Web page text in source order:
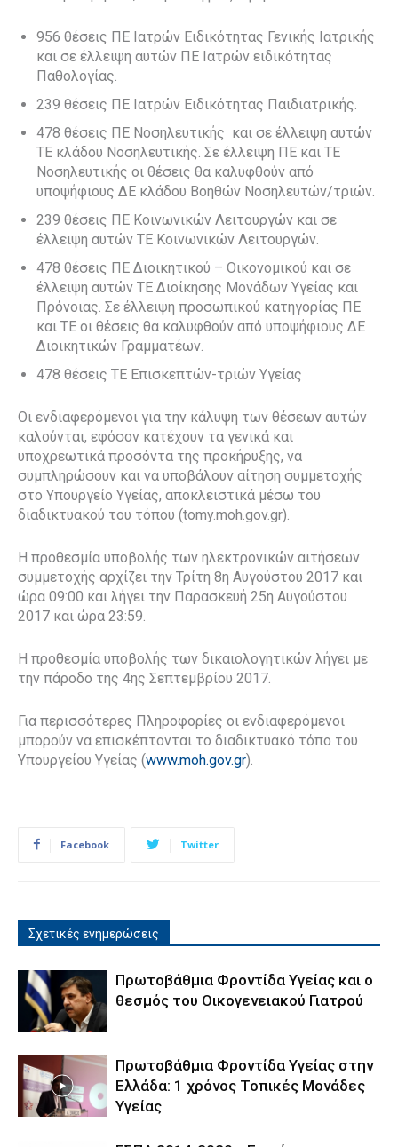
956 θέσεις ΠΕ Ιατρών Ειδικότητας Γενικής Ιατρικής
και σε έλλειψη αυτών ΠΕ Ιατρών ειδικότητας
Παθολογίας.
239 θέσεις ΠΕ Ιατρών Ειδικότητας Παιδιατρικής.
478 θέσεις ΠΕ Νοσηλευτικής και σε έλλειψη αυτών
ΤΕ κλάδου Νοσηλευτικής. Σε έλλειψη ΠΕ και ΤΕ
Νοσηλευτικής οι θέσεις θα καλυφθούν από
υποψήφιους ΔΕ κλάδου Βοηθών Νοσηλευτών/τριών.
239 θέσεις ΠΕ Κοινωνικών Λειτουργών και σε
έλλειψη αυτών ΤΕ Κοινωνικών Λειτουργών.
478 θέσεις ΠΕ Διοικητικού – Οικονομικού και σε
έλλειψη αυτών ΤΕ Διοίκησης Μονάδων Υγείας και
Πρόνοιας. Σε έλλειψη προσωπικού κατηγορίας ΠΕ
και ΤΕ οι θέσεις θα καλυφθούν από υποψήφιους ΔΕ
Διοικητικών Γραμματέων.
478 θέσεις ΤΕ Επισκεπτών-τριών Υγείας
Οι ενδιαφερόμενοι για την κάλυψη των θέσεων αυτών
καλούνται, εφόσον κατέχουν τα γενικά και
υποχρεωτικά προσόντα της προκήρυξης, να
συμπληρώσουν και να υποβάλουν αίτηση συμμετοχής
στο Υπουργείο Υγείας, αποκλειστικά μέσω του
διαδικτυακού του τόπου (tomy.moh.gov.gr).
Η προθεσμία υποβολής των ηλεκτρονικών αιτήσεων
συμμετοχής αρχίζει την Τρίτη 8η Αυγούστου 2017 και
ώρα 09:00 και λήγει την Παρασκευή 25η Αυγούστου
2017 και ώρα 23:59.
Η προθεσμία υποβολής των δικαιολογητικών λήγει με
την πάροδο της 4ης Σεπτεμβρίου 2017.
Για περισσότερες Πληροφορίες οι ενδιαφερόμενοι
μπορούν να επισκέπτονται το διαδικτυακό τόπο του
Υπουργείου Υγείας (www.moh.gov.gr).
Facebook Twitter
Σχετικές ενημερώσεις
Πρωτοβάθμια Φροντίδα Υγείας και ο
θεσμός του Οικογενειακού Γιατρού
Πρωτοβάθμια Φροντίδα Υγείας στην
Ελλάδα: 1 χρόνος Τοπικές Μονάδες
Υγείας